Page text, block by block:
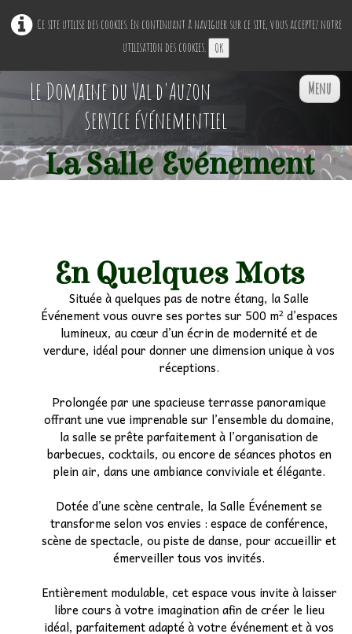
Ce site utilise des cookies. En continuant à naviguer sur ce site, vous acceptez notre
utilisation des cookies. OK
Le Domaine du Val d'Auzon
Service événementiel
Menu
Accueil
Professionnels▼
Particuliers▼
Associatif▼
Autocariste
La Salle Evénement
En Quelques Mots
Située à quelques pas de notre étang, la Salle
Événement vous ouvre ses portes sur 500 m² d’espaces
lumineux, au cœur d’un écrin de modernité et de
verdure, idéal pour donner une dimension unique à vos
réceptions.
Prolongée par une spacieuse terrasse panoramique
offrant une vue imprenable sur l’ensemble du domaine,
la salle se prête parfaitement à l’organisation de
barbecues, cocktails, ou encore de séances photos en
plein air, dans une ambiance conviviale et élégante.
Dotée d’une scène centrale, la Salle Événement se
transforme selon vos envies : espace de conférence,
scène de spectacle, ou piste de danse, pour accueillir et
émerveiller tous vos invités.
Entièrement modulable, cet espace vous invite à laisser
libre cours à votre imagination afin de créer le lieu
idéal, parfaitement adapté à votre événement et à vos